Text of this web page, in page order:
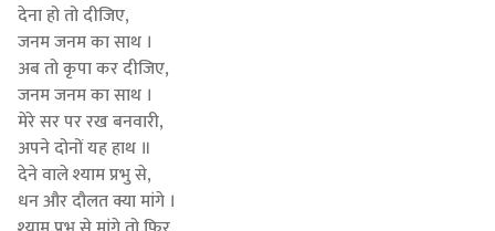
देना हो तो दीजिए,
जनम जनम का साथ ।
अब तो कृपा कर दीजिए,
जनम जनम का साथ ।
मेरे सर पर रख बनवारी,
अपने दोनों यह हाथ ॥
देने वाले श्याम प्रभु से,
धन और दौलत क्या मांगे ।